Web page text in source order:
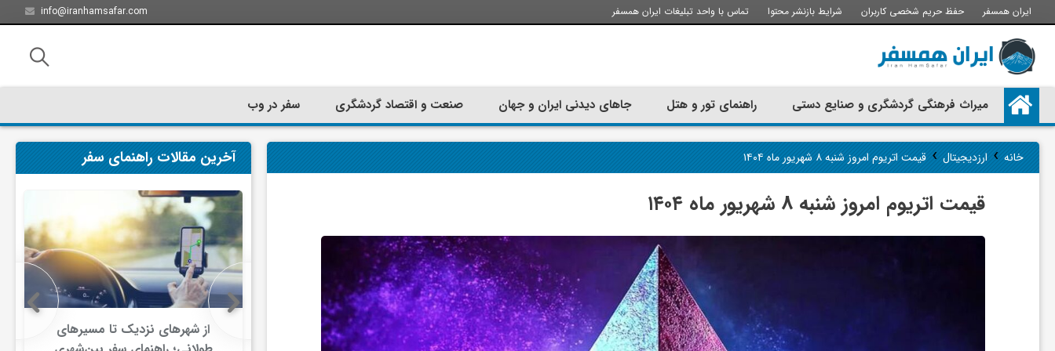
ایران همسفر حفظ حریم شخصی کاربران شرایط بازنشر محتوا تماس با واحد تبلیغات ایران همسفر info@iranhamsafar.com
م
ی
میراث فرهنگی گردشگری و صنایع دستی راهنمای تور و هتل جاهای دیدنی ایران و جهان صنعت و اقتصاد گردشگری سفر در وب
خانه›ارزدیجیتال›قیمت اتریوم امروز شنبه ۸ شهریور ماه ۱۴۰۴
قیمت اتریوم امروز شنبه ۸ شهریور ماه ۱۴۰۴
آخرین مقالات راهنمای سفر
تجربه سفر با اتوبوس به استانبول؛
ارزان ترین زمان سفر کیش چه
از شهرهای نزدیک تا مسیرهای